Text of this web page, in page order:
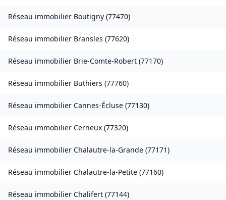
Réseau immobilier Boutigny (77470)
Réseau immobilier Bransles (77620)
Réseau immobilier Brie-Comte-Robert (77170)
Réseau immobilier Buthiers (77760)
Réseau immobilier Cannes-Écluse (77130)
Réseau immobilier Cerneux (77320)
Réseau immobilier Chalautre-la-Grande (77171)
Réseau immobilier Chalautre-la-Petite (77160)
Réseau immobilier Chalifert (77144)